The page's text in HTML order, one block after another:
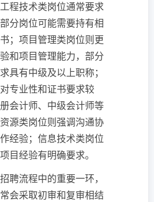
程技术类岗位通常要求
分岗位可能需要持有相
；项目管理类岗位则更
和项目管理能力，部分
具有中级及以上职称；
专业性和证书要求较
会计师、中级会计师等
源类岗位则强调沟通协
经验；信息技术类岗位
目经验有明确要求。
聘流程中的重要一环，
会采取初审和复审相结